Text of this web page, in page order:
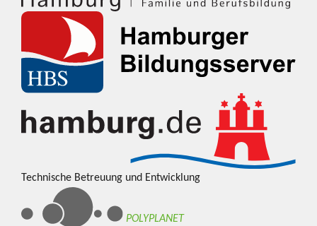
Technische Betreuung und Entwicklung
POLYPLANET